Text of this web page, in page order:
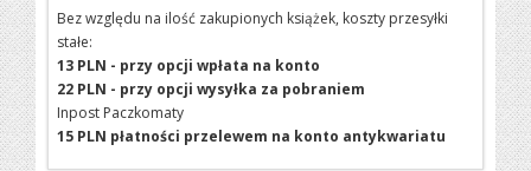
Bez względu na ilość zakupionych książek, koszty przesyłki
stałe:
13 PLN - przy opcji wpłata na konto
22 PLN - przy opcji wysyłka za pobraniem
Inpost Paczkomaty
15 PLN płatności przelewem na konto antykwariatu